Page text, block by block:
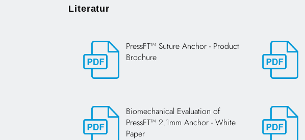
Literatur
PressFT™ Suture Anchor - Product
Brochure
Biomechanical Evaluation of
PressFT™ 2.1mm Anchor - White
Paper